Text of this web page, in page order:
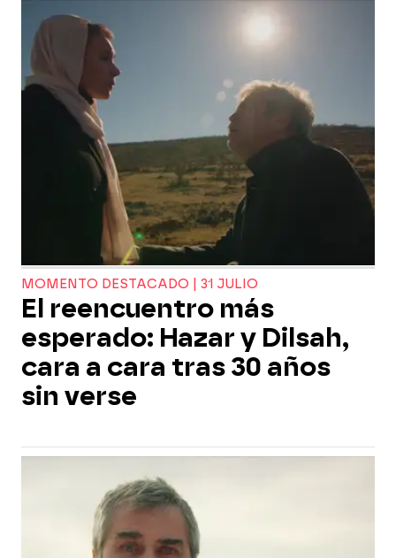
MOMENTO DESTACADO | 31 JULIO
El reencuentro más
esperado: Hazar y Dilsah,
cara a cara tras 30 años
sin verse